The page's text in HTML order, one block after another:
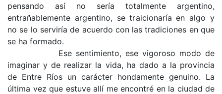
pensando así no sería totalmente argenti­no,
entrañablemente argentino, se traicionaría en algo y
no se lo serviría de acuerdo con las tradiciones en que
se ha formado.
Ese sentimiento, ese vigoroso modo de
imaginar y de realizar la vida, ha dado a la provincia
de Entre Ríos un carácter hondamente genuino. La
última vez que estuve allí me encontré en la ciudad de